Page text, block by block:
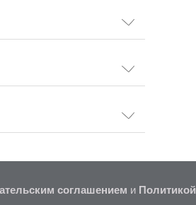
соглашением и Политикой